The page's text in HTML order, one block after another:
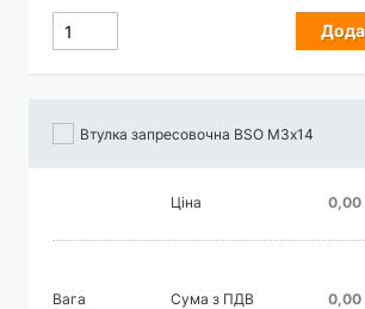
Втулка запресовочна BSO М3х14
Ціна 0,00
Вага
Сума з ПДВ 0,00